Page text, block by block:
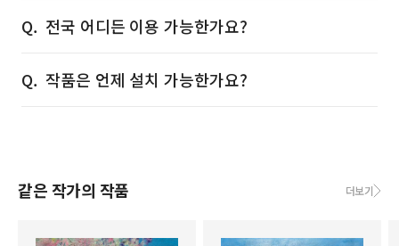
전국 어디든 이용 가능한가요?
작품은 언제 설치 가능한가요?
같은 작가의 작품 더보기